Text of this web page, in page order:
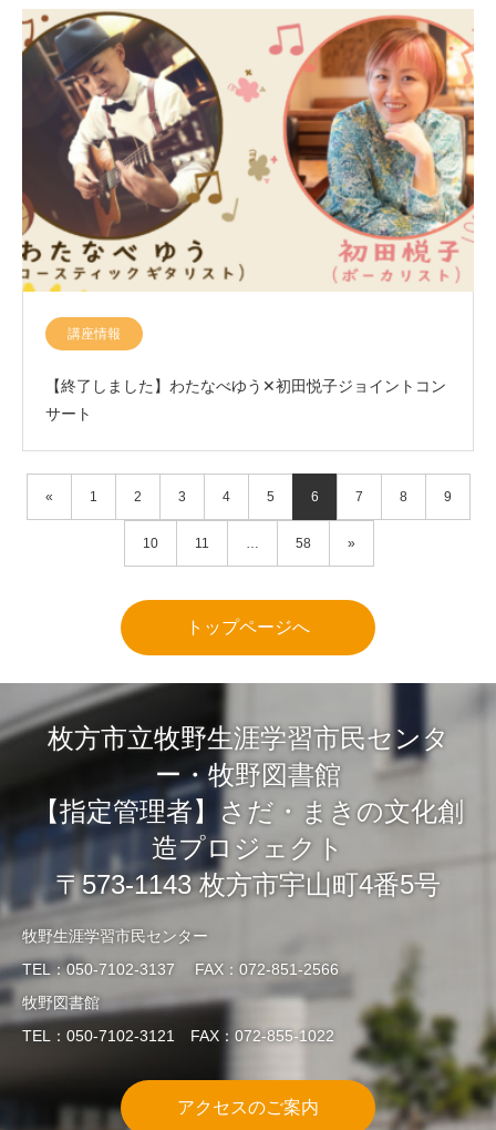
講座情報
【終了しました】わたなべゆう✕初田悦子ジョイントコン
サート
« 1 2 3 4 5 6 7 8 9
10 11 58 »
トップページへ
枚方市立牧野生涯学習市民センタ
ー・牧野図書館
【指定管理者】さだ・まきの文化創
造プロジェクト
〒573-1143 枚方市宇山町4番5号
牧野生涯学習市民センター
TEL：050-7102-3137 FAX：072-851-2566
牧野図書館
TEL：050-7102-3121 FAX：072-855-1022
アクセスのご案内